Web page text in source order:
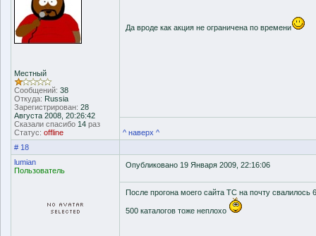
Местный
Сообщений: 38
Откуда: Russia
Зарегистрирован: 28
Августа 2008, 20:26:42
Сказали спасибо 14 раз
Статус: offline
Да вроде как акция не ограничена по времени
^ наверх ^
# 18
lumian
Пользователь
Опубликовано 19 Января 2009, 22:16:06
После прогона моего сайта TC на почту
500 каталогов тоже неплохо